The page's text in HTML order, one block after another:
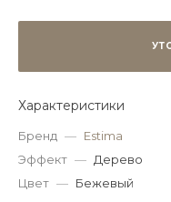
Характеристики
Бренд — Estima
Эффект — Дерево
Цвет — Бежевый